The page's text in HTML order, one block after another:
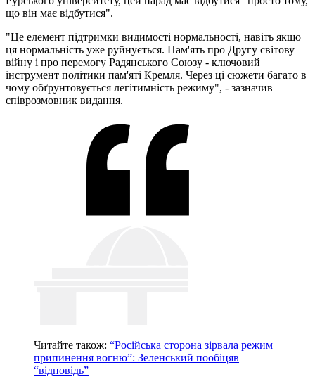
що він має відбутися".
"Це елемент підтримки видимості нормальності, навіть якщо
ця нормальність уже руйнується. Пам'ять про Другу світову
війну і про перемогу Радянського Союзу - ключовий
інструмент політики пам'яті Кремля. Через ці сюжети багато в
чому обґрунтовується легітимність режиму", - зазначив
співрозмовник видання.
Читайте також: “Російська сторона зірвала режим
припинення вогню”: Зеленський пообіцяв
“відповідь”